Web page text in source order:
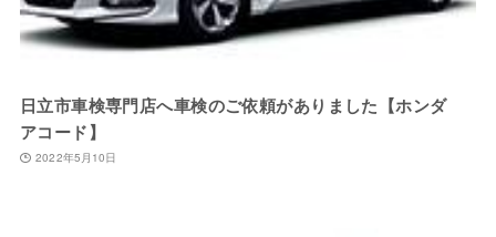
日立市車検専門店へ車検のご依頼がありました【ホンダ
アコード】
2022年5月10日